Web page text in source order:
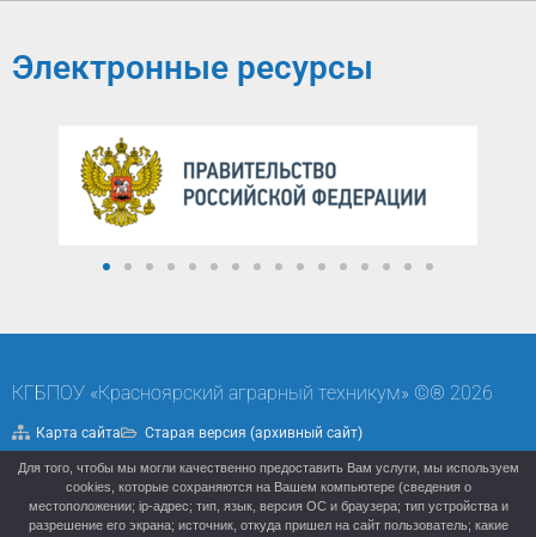
Электронные ресурсы
КГБПОУ «Красноярский аграрный техникум» ©® 2026
Карта сайта Старая версия (архивный сайт)
Политика конфиденциальности
Для того, чтобы мы могли качественно предоставить Вам услуги, мы используем
cookies, которые сохраняются на Вашем компьютере (сведения о
местоположении; ip-адрес; тип, язык, версия ОС и браузера; тип устройства и
разрешение его экрана; источник, откуда пришел на сайт пользователь; какие